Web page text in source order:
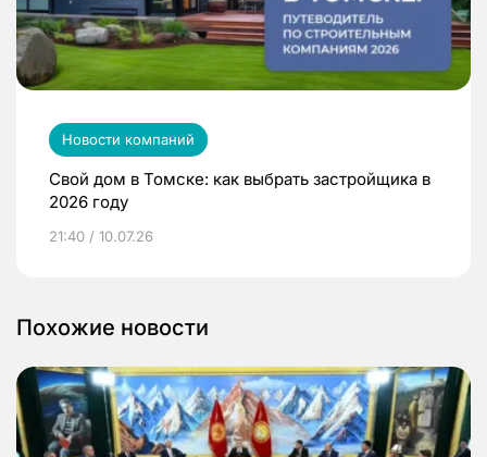
Новости компаний
Свой дом в Томске: как выбрать застройщика в
2026 году
21:40 / 10.07.26
Похожие новости